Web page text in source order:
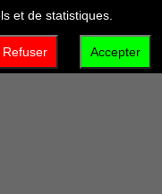
QUI SOMMES-NOUS ?
et de statistiques.
Refuser Accepter